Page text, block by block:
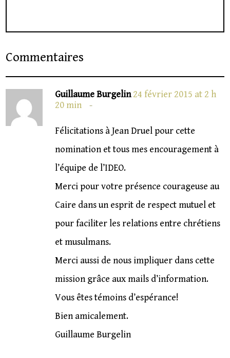
Commentaires
Guillaume Burgelin 24 février 2015 at 2 h
20 min
Félicitations à Jean Druel pour cette
nomination et tous mes encouragement à
l’équipe de l’IDEO.
Merci pour votre présence courageuse au
Caire dans un esprit de respect mutuel et
pour faciliter les relations entre chrétiens
et musulmans.
Merci aussi de nous impliquer dans cette
mission grâce aux mails d’information.
Vous êtes témoins d’espérance!
Bien amicalement.
Guillaume Burgelin